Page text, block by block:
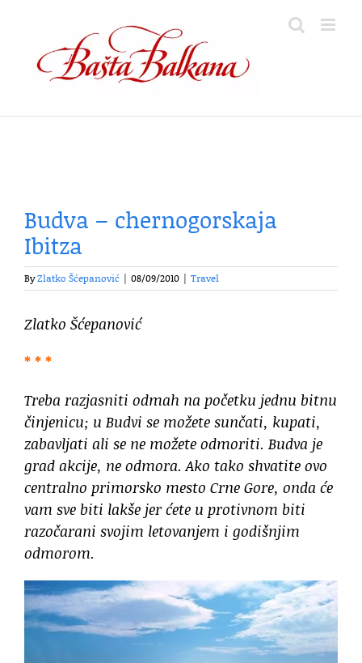
content
Budva – chernogorskaja
Ibitza
ByZlatko Šćepanović 08/09/2010 Travel
Zlatko Šćepanović
* * *
Treba razjasniti odmah na početku jednu bitnu
činjenicu; u Budvi se možete sunčati, kupati,
zabavljati ali se ne možete odmoriti. Budva je
grad akcije, ne odmora. Ako tako shvatite ovo
centralno primorsko mesto Crne Gore, onda će
vam sve biti lakše jer ćete u protivnom biti
razočarani svojim letovanjem i godišnjim
odmorom.